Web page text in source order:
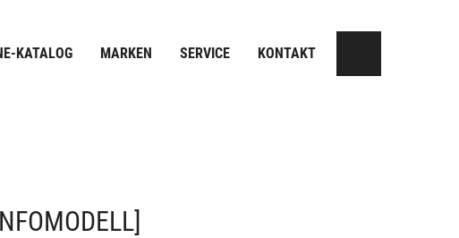
KATALOG MARKEN SERVICE KONTAKT